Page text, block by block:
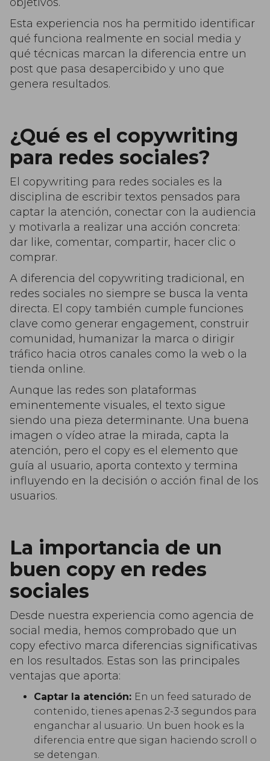
Esta experiencia nos ha permitido identificar
qué funciona realmente en social media y
qué técnicas marcan la diferencia entre un
post que pasa desapercibido y uno que
genera resultados.
¿Qué es el copywriting
para redes sociales?
El copywriting para redes sociales es la
disciplina de escribir textos pensados para
captar la atención, conectar con la audiencia
y motivarla a realizar una acción concreta:
dar like, comentar, compartir, hacer clic o
comprar.
A diferencia del copywriting tradicional, en
redes sociales no siempre se busca la venta
directa. El copy también cumple funciones
clave como generar engagement, construir
comunidad, humanizar la marca o dirigir
tráfico hacia otros canales como la web o la
tienda online.
Aunque las redes son plataformas
eminentemente visuales, el texto sigue
siendo una pieza determinante. Una buena
imagen o vídeo atrae la mirada, capta la
atención, pero el copy es el elemento que
guía al usuario, aporta contexto y termina
influyendo en la decisión o acción final de los
usuarios.
La importancia de un
buen copy en redes
sociales
Desde nuestra experiencia como agencia de
social media, hemos comprobado que un
copy efectivo marca diferencias significativas
en los resultados. Estas son las principales
ventajas que aporta:
Captar la atención: En un feed saturado de
contenido, tienes apenas 2-3 segundos para
enganchar al usuario. Un buen hook es la
diferencia entre que sigan haciendo scroll o
se detengan.